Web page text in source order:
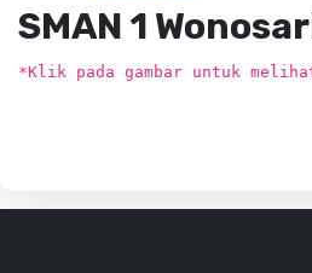
SMAN 1
*Klik pada gambar untuk